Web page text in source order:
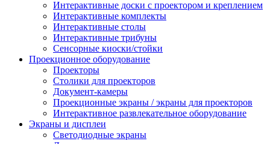
Интерактивные доски с проектором и креплением
Интерактивные комплекты
Интерактивные столы
Интерактивные трибуны
Сенсорные киоски/стойки
Проекционное оборудование
Проекторы
Столики для проекторов
Документ-камеры
Проекционные экраны / экраны для проекторов
Интерактивное развлекательное оборудование
Экраны и дисплеи
Светодиодные экраны